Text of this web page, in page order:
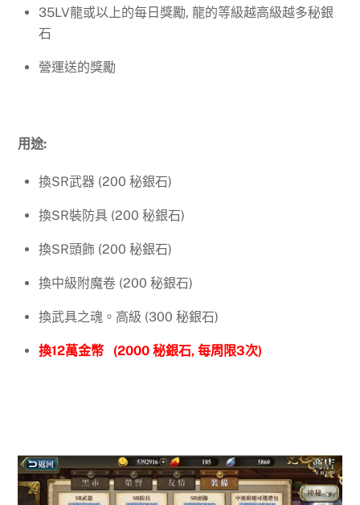
35LV龍或以上的每日獎勵, 龍的等級越高級越多秘銀
石
營運送的獎勵
用途:
換SR武器 (200 秘銀石)
換SR裝防具 (200 秘銀石)
換SR頭飾 (200 秘銀石)
換中級附魔卷 (200 秘銀石)
換武具之魂。高級 (300 秘銀石)
換12萬金幣 (2000 秘銀石, 每周限3次)